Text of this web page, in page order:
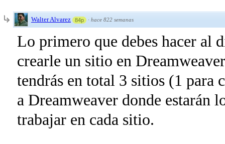
Walter Alvarez 84p · hace 822 semanas
Lo primero que debes hacer al
crearle un sitio en
tendrás en total 3 sitios (1 para
a Dreamweaver donde estarán
trabajar en cada sitio.